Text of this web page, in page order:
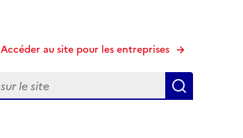
Accéder au site pour les entreprises